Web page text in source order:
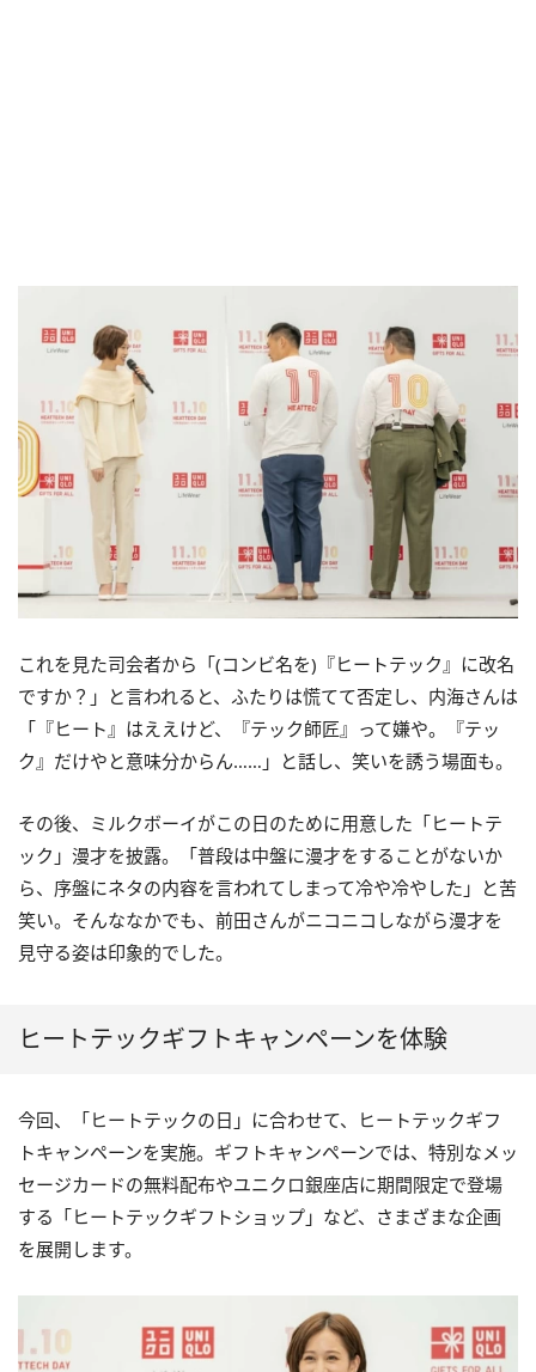
これを見た司会者から「(コンビ名を)『ヒートテック』に改名
ですか？」と言われると、ふたりは慌てて否定し、内海さんは
「『ヒート』はええけど、『テック師匠』って嫌や。『テッ
ク』だけやと意味分からん……」と話し、笑いを誘う場面も。
その後、ミルクボーイがこの日のために用意した「ヒートテ
ック」漫才を披露。「普段は中盤に漫才をすることがないか
ら、序盤にネタの内容を言われてしまって冷や冷やした」と苦
笑い。そんななかでも、前田さんがニコニコしながら漫才を
見守る姿は印象的でした。
ヒートテックギフトキャンペーンを体験
今回、「ヒートテックの日」に合わせて、ヒートテックギフ
トキャンペーンを実施。ギフトキャンペーンでは、特別なメッ
セージカードの無料配布やユニクロ銀座店に期間限定で登場
する「ヒートテックギフトショップ」など、さまざまな企画
を展開します。